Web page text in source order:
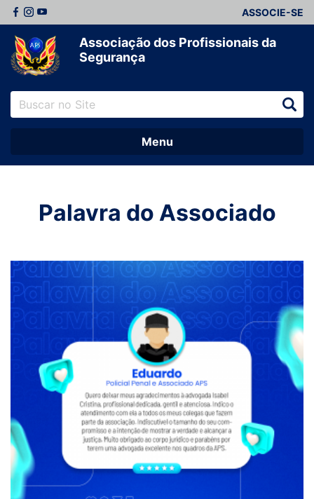
ASSOCIE-SE
Associação dos Profissionais da
Segurança
Menu
Palavra do Associado